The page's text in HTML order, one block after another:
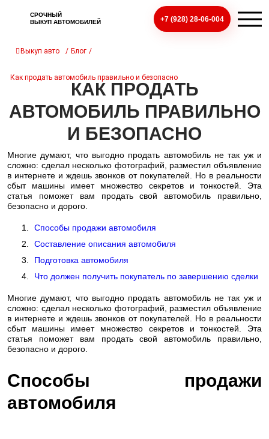
СРОЧНЫЙ
ВЫКУП АВТОМОБИЛЕЙ
+7 (928) 28-06-004
Выкуп авто / Блог /
Как продать автомобиль правильно и безопасно
КАК ПРОДАТЬ
АВТОМОБИЛЬ ПРАВИЛЬНО
И БЕЗОПАСНО
Многие думают, что выгодно продать автомобиль не так уж и
сложно: сделал несколько фотографий, разместил объявление
в интернете и ждешь звонков от покупателей. Но в реальности
сбыт машины имеет множество секретов и тонкостей. Эта
статья поможет вам продать свой автомобиль правильно,
безопасно и дорого.
Способы продажи автомобиля
Составление описания автомобиля
Подготовка автомобиля
Что должен получить покупатель по завершению сделки
Многие думают, что выгодно продать автомобиль не так уж и
сложно: сделал несколько фотографий, разместил объявление
в интернете и ждешь звонков от покупателей. Но в реальности
сбыт машины имеет множество секретов и тонкостей. Эта
статья поможет вам продать свой автомобиль правильно,
безопасно и дорого.
Способы продажи
автомобиля